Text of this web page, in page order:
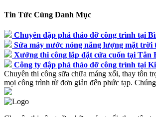
Tin Tức Cùng Danh Mục
Chuyên đập phá tháo dỡ công trình tại
Sửa máy nước nóng năng lượng mặt trời
Xưởng thi công lắp đặt cửa cuốn tại Tân
Công ty đập phá tháo dỡ công trình tại
Chuyên thi công sữa chữa máng xối, thay tôn
mọi công trình từ đơn giản đến phức tạp.